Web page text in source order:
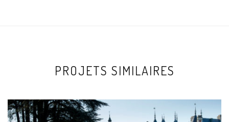
PROJETS SIMILAIRES